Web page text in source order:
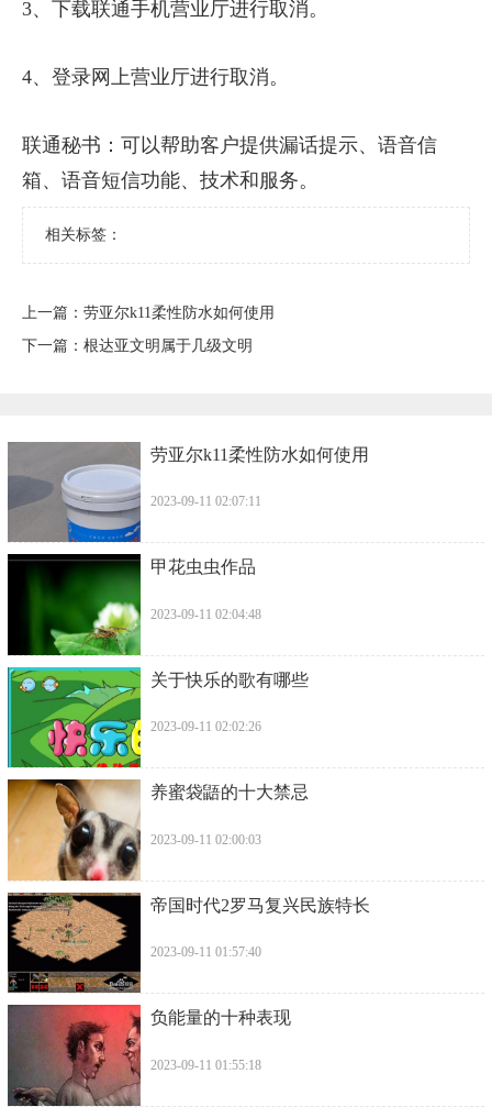
3、下载联通手机营业厅进行取消。
4、登录网上营业厅进行取消。
联通秘书：可以帮助客户提供漏话提示、语音信
箱、语音短信功能、技术和服务。
相关标签：
上一篇： ​劳亚尔k11柔性防水如何使用
下一篇： ​根达亚文明属于几级文明
​劳亚尔k11柔性防水如何使用
2023-09-11 02:07:11
​甲花虫虫作品
2023-09-11 02:04:48
​关于快乐的歌有哪些
2023-09-11 02:02:26
​养蜜袋鼯的十大禁忌
2023-09-11 02:00:03
​帝国时代2罗马复兴民族特长
2023-09-11 01:57:40
​负能量的十种表现
2023-09-11 01:55:18